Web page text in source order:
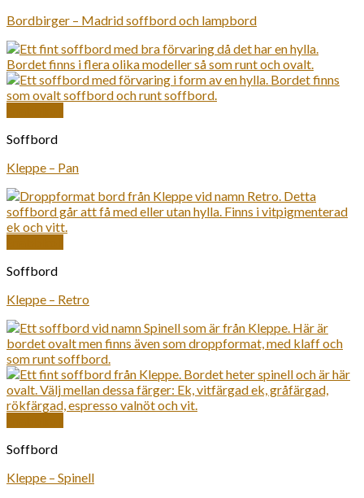
Bordbirger – Madrid soffbord och lampbord
Soffbord
Kleppe – Pan
Soffbord
Kleppe – Retro
Soffbord
Kleppe – Spinell